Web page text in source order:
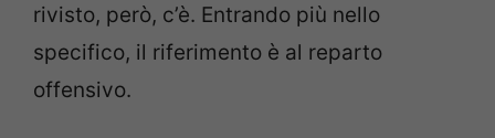
rivisto, però, c’è. Entrando più nello
specifico, il riferimento è al reparto
offensivo.